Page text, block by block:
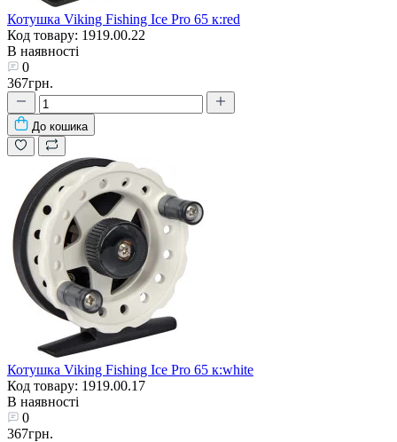
Котушка Viking Fishing Ice Pro 65 к:red
Код товару: 1919.00.22
В наявності
0
367грн.
До кошика
Котушка Viking Fishing Ice Pro 65 к:white
Код товару: 1919.00.17
В наявності
0
367грн.